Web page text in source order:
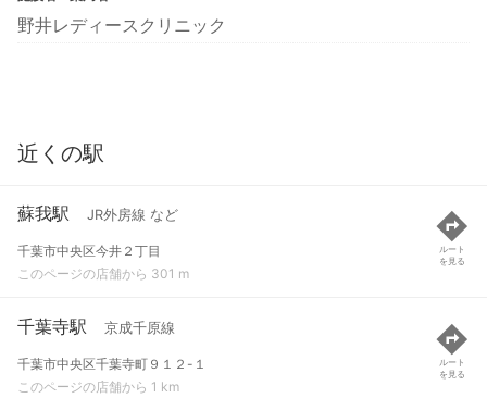
野井レディースクリニック
近くの駅
蘇我駅 JR外房線 など
千葉市中央区今井２丁目
このページの店舗から 301 m
ルート
を見る
千葉寺駅 京成千原線
千葉市中央区千葉寺町９１２-１
このページの店舗から 1 km
ルート
を見る